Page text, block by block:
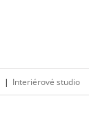
| Interiérové studio